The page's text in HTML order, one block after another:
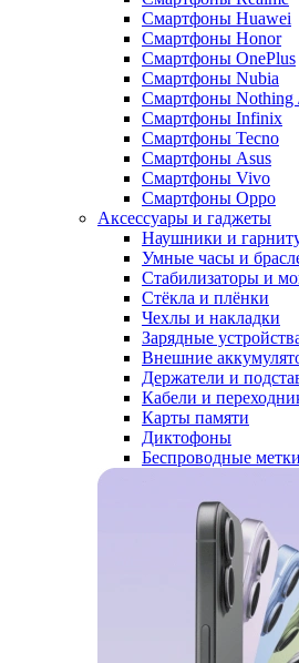
Смартфоны Huawei
Смартфоны Honor
Смартфоны OnePlus
Смартфоны Nubia
Смартфоны Nothing
Смартфоны Infinix
Смартфоны Tecno
Смартфоны Asus
Смартфоны Vivo
Смартфоны Oppo
Аксессуары и гаджеты
Наушники и
Умные часы и
Стабилизаторы и
Стёкла и плёнки
Чехлы и накладки
Зарядные
Внешние
Держатели и
Кабели и
Карты памяти
Диктофоны
Беспроводные метки